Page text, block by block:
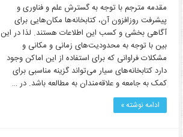
مقدمه مترجم با توجه به گسترش علم و فناوری و
پیشرفت روزافزون آن، کتابخانه‌ها مکان‌هایی برای
آگاهی بخشی و کسب این اطلاعات هستند. لذا در این
بین با توجه به محدودیت‌های زمانی و مکانی و
مشکلات فراوانی که برای استفاده از این اماکن وجود
دارد کتابخانه‌های سیار می‌تواند گزینه مناسبی برای
کمک به جامعه و علاقه‌مندان به مطالعه باشد. در …
ادامه نوشته »